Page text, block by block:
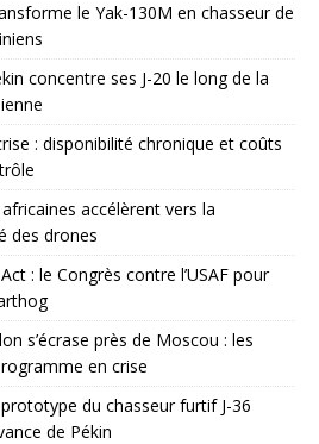
le Yak-130M en chasseur de
concentre ses J-20 le long de la
: disponibilité chronique et coûts
accélèrent vers la
des drones
: le Congrès contre l’USAF pour
s’écrase près de Moscou : les
en crise
prototype du chasseur furtif J-36
de Pékin